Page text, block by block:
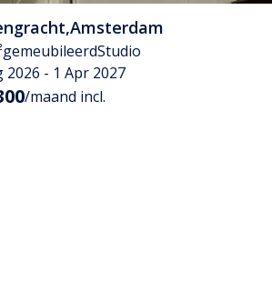
,Amsterdam
gemeubileerdStudio
2026 - 1 Apr 2027
/maand incl.